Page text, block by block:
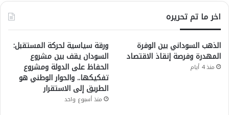
اخر ما تم تحريره
الذهب السوداني بين الوفرة
المهدرة وفرصة إنقاذ الاقتصاد
منذ 4 أيام
ورقة سياسية لحركة المستقبل:
السودان يقف بين مشروع
الحفاظ على الدولة ومشروع
تفكيكها.. والحوار الوطني هو
الطريق إلى الاستقرار
منذ أسبوع واحد